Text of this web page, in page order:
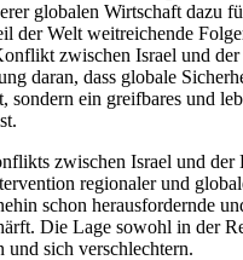
globalen Wirtschaft dazu
der Welt weitreichende
zwischen Israel und der
daran, dass globale
sondern ein greifbares und
zwischen Israel und der
regionaler und
schon herausfordernde
Die Lage sowohl in der
sich verschlechtern.